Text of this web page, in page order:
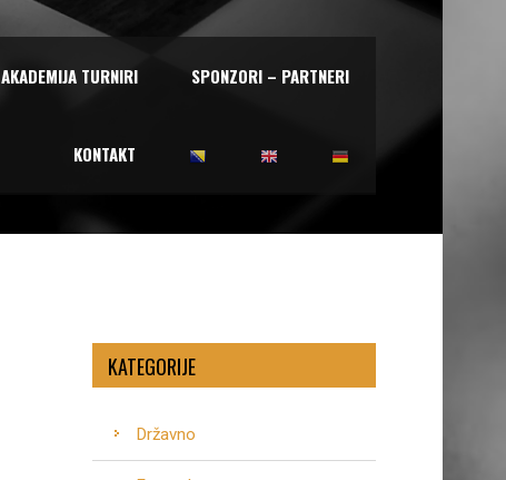
AKADEMIJA TURNIRI SPONZORI – PARTNERI
KONTAKT
KATEGORIJE
Državno